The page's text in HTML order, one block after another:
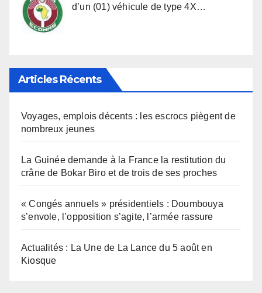
d’un (01) véhicule de type 4X…
Articles Récents
Voyages, emplois décents : les escrocs piègent de
nombreux jeunes
La Guinée demande à la France la restitution du
crâne de Bokar Biro et de trois de ses proches
« Congés annuels » présidentiels : Doumbouya
s’envole, l’opposition s’agite, l’armée rassure
Actualités : La Une de La Lance du 5 août en
Kiosque